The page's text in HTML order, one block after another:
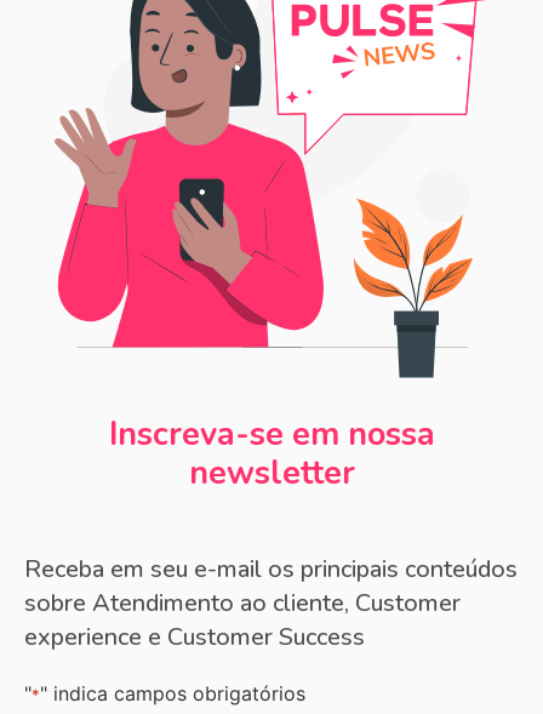
Inscreva-se em nossa
newsletter
Receba em seu e-mail os principais conteúdos
sobre Atendimento ao cliente, Customer
experience e Customer Success
"*" indica campos obrigatórios